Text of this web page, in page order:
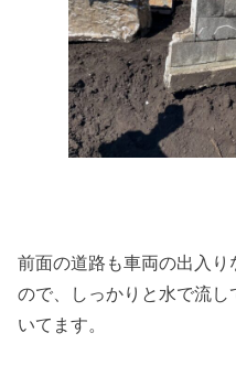
前面の道路も車両の出入
ので、しっかりと水で流
いてます。